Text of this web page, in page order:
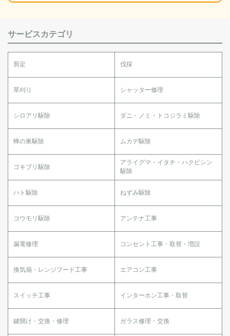
サービスカテゴリ
剪定 伐採
草刈り シャッター修理
シロアリ駆除 ダニ・ノミ・トコジラミ駆除
蜂の巣駆除 ムカデ駆除
ゴキブリ駆除
アライグマ・イタチ・ハクビシン
駆除
ハト駆除 ねずみ駆除
コウモリ駆除 アンテナ工事
漏電修理 コンセント工事・取替・増設
換気扇・レンジフード工事 エアコン工事
スイッチ工事 インターホン工事・取替
鍵開け・交換・修理 ガラス修理・交換